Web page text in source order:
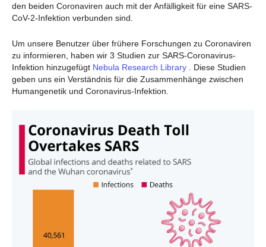
den beiden Coronaviren auch mit der Anfälligkeit für eine SARS-
CoV-2-Infektion verbunden sind.
Um unsere Benutzer über frühere Forschungen zu Coronaviren
zu informieren, haben wir 3 Studien zur SARS-Coronavirus-
Infektion hinzugefügt Nebula Research Library . Diese Studien
geben uns ein Verständnis für die Zusammenhänge zwischen
Humangenetik und Coronavirus-Infektion.